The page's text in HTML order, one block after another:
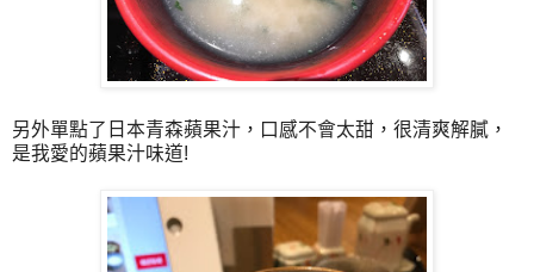
另外單點了日本青森蘋果汁，口感不會太甜，很清爽解膩，
是我愛的蘋果汁味道!